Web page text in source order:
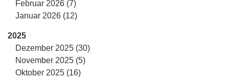
Februar 2026 (7)
Januar 2026 (12)
2025
Dezember 2025 (30)
November 2025 (5)
Oktober 2025 (16)